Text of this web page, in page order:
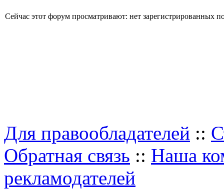
Сейчас этот форум просматривают: нет зарегистрированных
Для правообладателей ::
Обратная связь :: Наша
рекламодателей